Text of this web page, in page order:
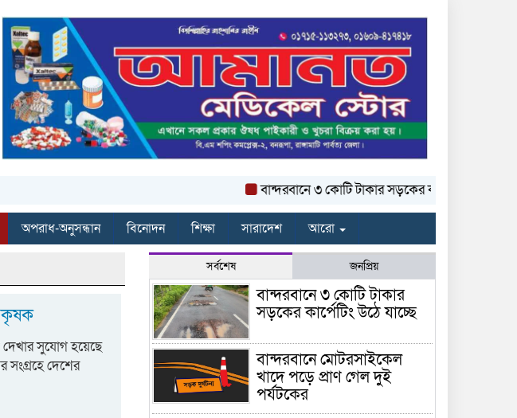
বান্দরবানে ৩ কোটি টাকার সড়কের কার্পেটিং উঠে যাচ্ছে
অপরাধ-অনুসন্ধান বিনোদন শিক্ষা সারাদেশ আরো
কৃষক
দেখার সুযোগ হয়েছে
দেশের
সর্বশেষ জনপ্রিয়
বান্দরবানে ৩ কোটি টাকার
সড়কের কার্পেটিং উঠে যাচ্ছে
বান্দরবানে মোটরসাইকেল
খাদে পড়ে প্রাণ গেল দুই
পর্যটকের